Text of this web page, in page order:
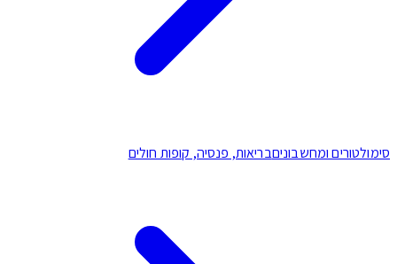
ומחשבוניםבריאות, פנסיה, קופות חולים